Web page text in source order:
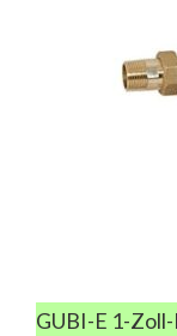
GUBI-E 1-